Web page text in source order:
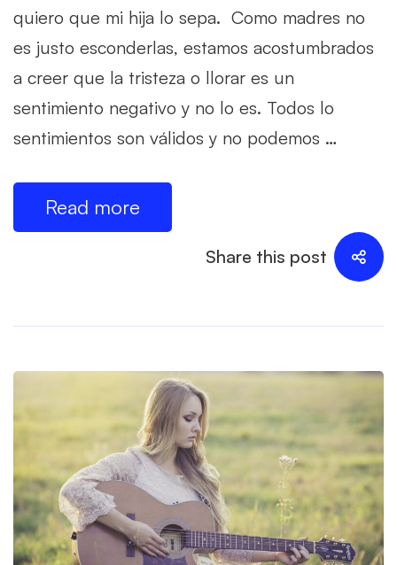
quiero que mi hija lo sepa. Como madres no
es justo esconderlas, estamos acostumbrados
a creer que la tristeza o llorar es un
sentimiento negativo y no lo es. Todos lo
sentimientos son válidos y no podemos …
Read more
Share this post